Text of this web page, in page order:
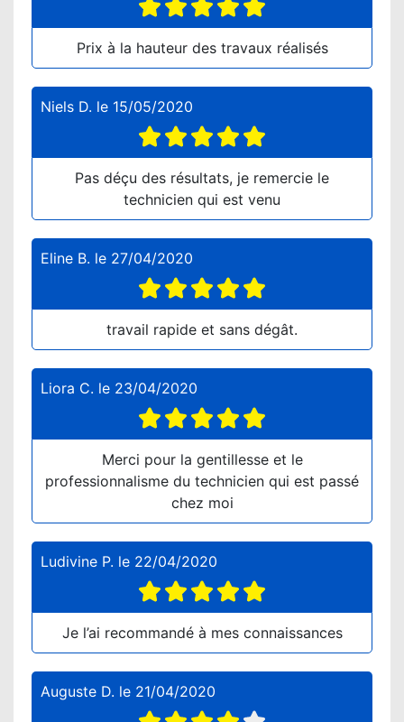
Prix à la hauteur des travaux réalisés
Niels D. le 15/05/2020
Pas déçu des résultats, je remercie le
technicien qui est venu
Eline B. le 27/04/2020
travail rapide et sans dégât.
Liora C. le 23/04/2020
Merci pour la gentillesse et le
professionnalisme du technicien qui est passé
chez moi
Ludivine P. le 22/04/2020
Je l’ai recommandé à mes connaissances
Auguste D. le 21/04/2020